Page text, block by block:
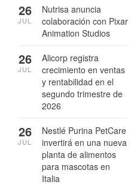
Nutrisa anuncia
colaboración con Pixar
Animation Studios
26
JUL
Alicorp registra
crecimiento en ventas
y rentabilidad en el
segundo trimestre de
2026
26
JUL
Nestlé Purina PetCare
invertirá en una nueva
planta de alimentos
para mascotas en
Italia
26
JUL